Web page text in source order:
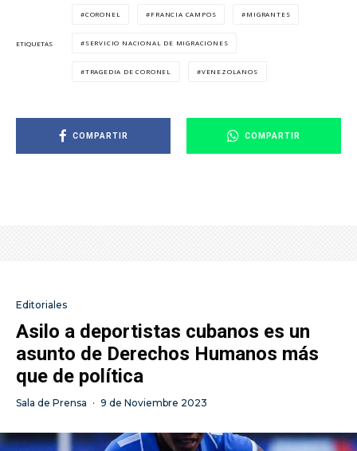
ETIQUETAS
CORONEL FRANCIA CAMPOS MIGRANTES
SERVICIO NACIONAL DE MIGRACIONES
TRAGEDIA DE CORONEL VENEZOLANOS
COMPARTIR COMPARTIR
Editoriales
Asilo a deportistas cubanos es un
asunto de Derechos Humanos más
que de política
Sala de Prensa · 9 de Noviembre 2023